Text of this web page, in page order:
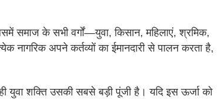
समाज के सभी वर्गों—युवा, किसान, महिलाएं, श्रमिक,
नागरिक अपने कर्तव्यों का ईमानदारी से पालन करता है,
युवा शक्ति उसकी सबसे बड़ी पूंजी है। यदि इस ऊर्जा को